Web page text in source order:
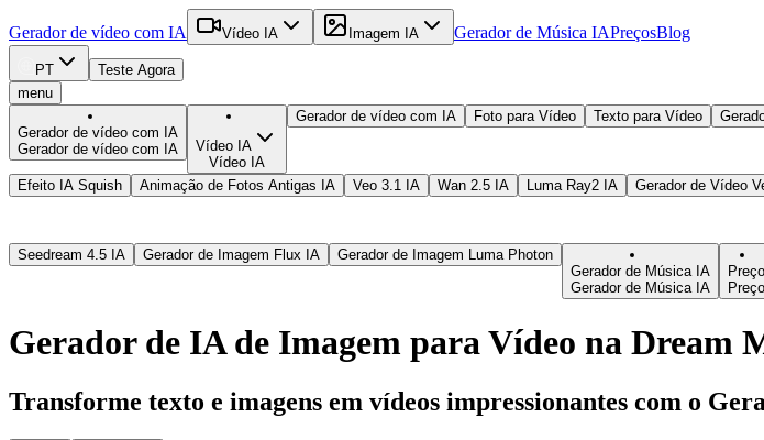
Gerador de vídeo com IA Vídeo IA Imagem IA Gerador de Música IAPreçosBlog
PT
Teste Agora
menu
Gerador de vídeo com IA
Gerador de vídeo com IA
Vídeo IA
Vídeo IA
Gerador de vídeo com IA Foto para Vídeo Texto para Vídeo
Efeito IA Squish Animação de Fotos Antigas IA Veo 3.1 IA Wan 2.5 IA Luma Ray2 IA
Gerador de Vídeo
Seedream 4.5 IA Gerador de Imagem Flux IA
Gerador de Imagem Luma Photon
Gerador de Música IA
Gerador de Música IA
Gerador de IA de Imagem para Vídeo na Dream
Transforme texto e imagens em vídeos impressionantes com o